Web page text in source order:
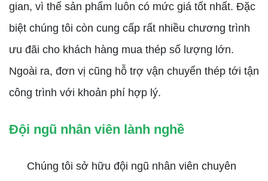
gian, vì thế sản phẩm luôn có mức giá tốt nhất. Đặc
biệt chúng tôi còn cung cấp rất nhiều chương trình
ưu đãi cho khách hàng mua thép số lượng lớn.
Ngoài ra, đơn vị cũng hỗ trợ vận chuyển thép tới tận
công trình với khoản phí hợp lý.
Đội ngũ nhân viên lành nghề
Chúng tôi sở hữu đội ngũ nhân viên chuyên